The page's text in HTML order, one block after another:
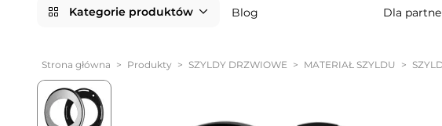
Kategorie produktów Blog Dla
Strona główna > Produkty > SZYLDY DRZWIOWE > MATERIAŁ SZYLDU >